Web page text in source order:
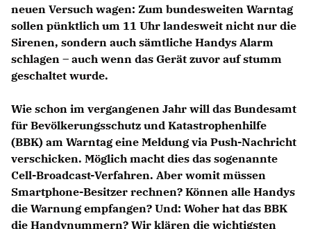
neuen Versuch wagen: Zum bundesweiten Warntag
sollen pünktlich um 11 Uhr landesweit nicht nur die
Sirenen, sondern auch sämtliche Handys Alarm
schlagen – auch wenn das Gerät zuvor auf stumm
geschaltet wurde.
Wie schon im vergangenen Jahr will das Bundesamt
für Bevölkerungsschutz und Katastrophenhilfe
(BBK) am Warntag eine Meldung via Push-Nachricht
verschicken. Möglich macht dies das sogenannte
Cell-Broadcast-Verfahren. Aber womit müssen
Smartphone-Besitzer rechnen? Können alle Handys
die Warnung empfangen? Und: Woher hat das BBK
die Handynummern? Wir klären die wichtigsten